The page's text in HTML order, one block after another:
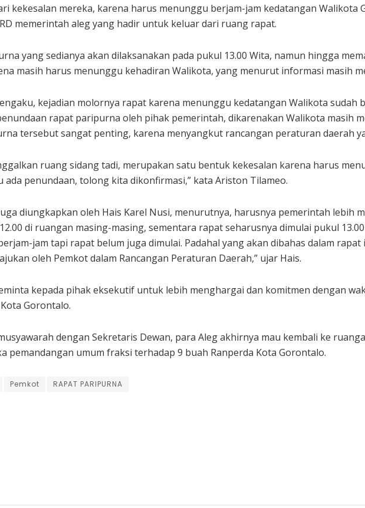
kekesalan mereka, karena harus menunggu berjam-jam kedatangan Walikota
memerintah aleg yang hadir untuk keluar dari ruang rapat.
yang sedianya akan dilaksanakan pada pukul 13.00 Wita, namun hingga
masih harus menunggu kehadiran Walikota, yang menurut informasi masih
kejadian molornya rapat karena menunggu kedatangan Walikota sudah
rapat paripurna oleh pihak pemerintah, dikarenakan Walikota masih
tersebut sangat penting, karena menyangkut rancangan peraturan daerah
ruang sidang tadi, merupakan satu bentuk kekesalan karena harus
ada penundaan, tolong kita dikonfirmasi,” kata Ariston Tilameo.
diungkapkan oleh Hais Karel Nusi, menurutnya, harusnya pemerintah lebih
di ruangan masing-masing, sementara rapat seharusnya dimulai pukul
jam tapi rapat belum juga dimulai. Padahal yang akan dibahas dalam
oleh Pemkot dalam Rancangan Peraturan Daerah,” ujar Hais.
kepada pihak eksekutif untuk lebih menghargai dan komitmen dengan
Gorontalo.
dengan Sekretaris Dewan, para Aleg akhirnya mau kembali ke
pemandangan umum fraksi terhadap 9 buah Ranperda Kota Gorontalo.
Pemkot RAPAT PARIPURNA